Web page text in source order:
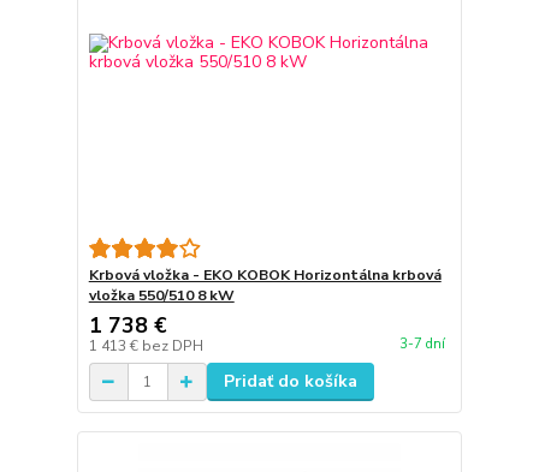
Krbová vložka - EKO KOBOK Horizontálna krbová
vložka 550/510 8 kW
1 738 €
1 413 € bez DPH 3-7 dní
Pridať do košíka